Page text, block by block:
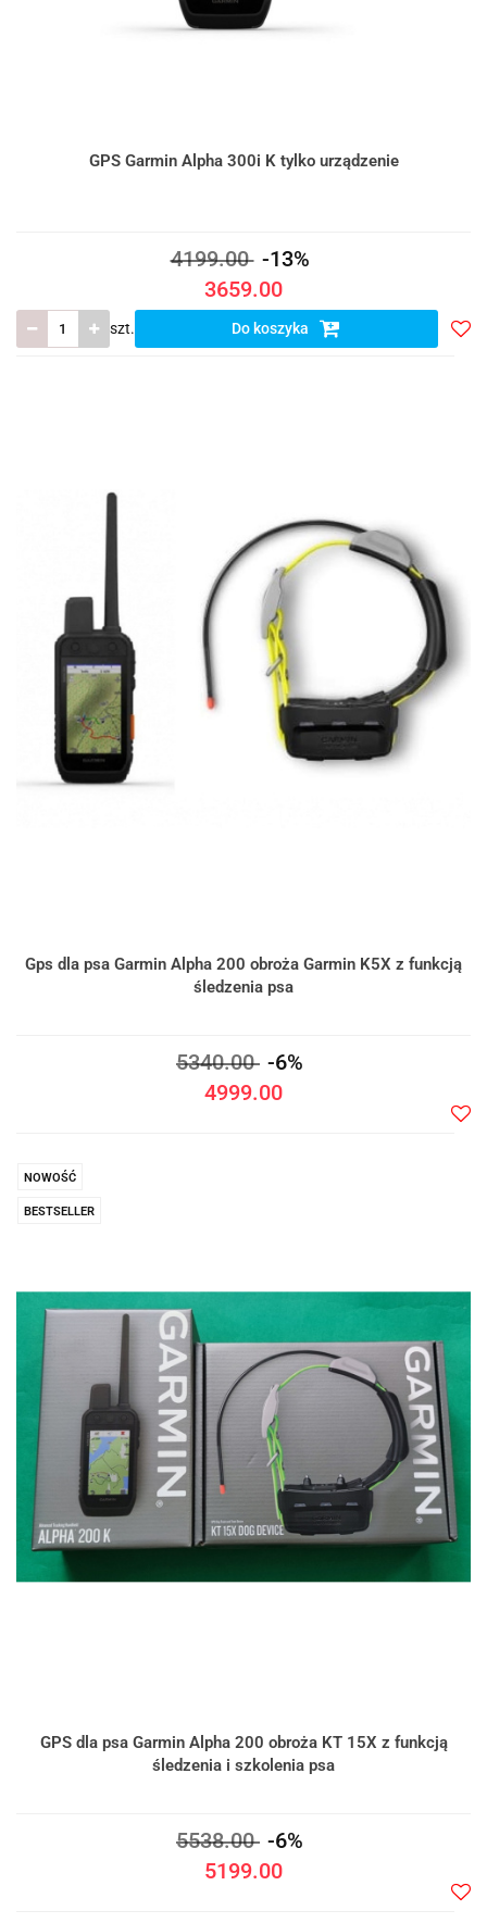
GPS Garmin Alpha 300i K tylko urządzenie
4199.00 -13%
3659.00
szt. Do koszyka
Gps dla psa Garmin Alpha 200 obroża Garmin K5X z funkcją
śledzenia psa
5340.00 -6%
4999.00
NOWOŚĆ
BESTSELLER
GPS dla psa Garmin Alpha 200 obroża KT 15X z funkcją
śledzenia i szkolenia psa
5538.00 -6%
5199.00